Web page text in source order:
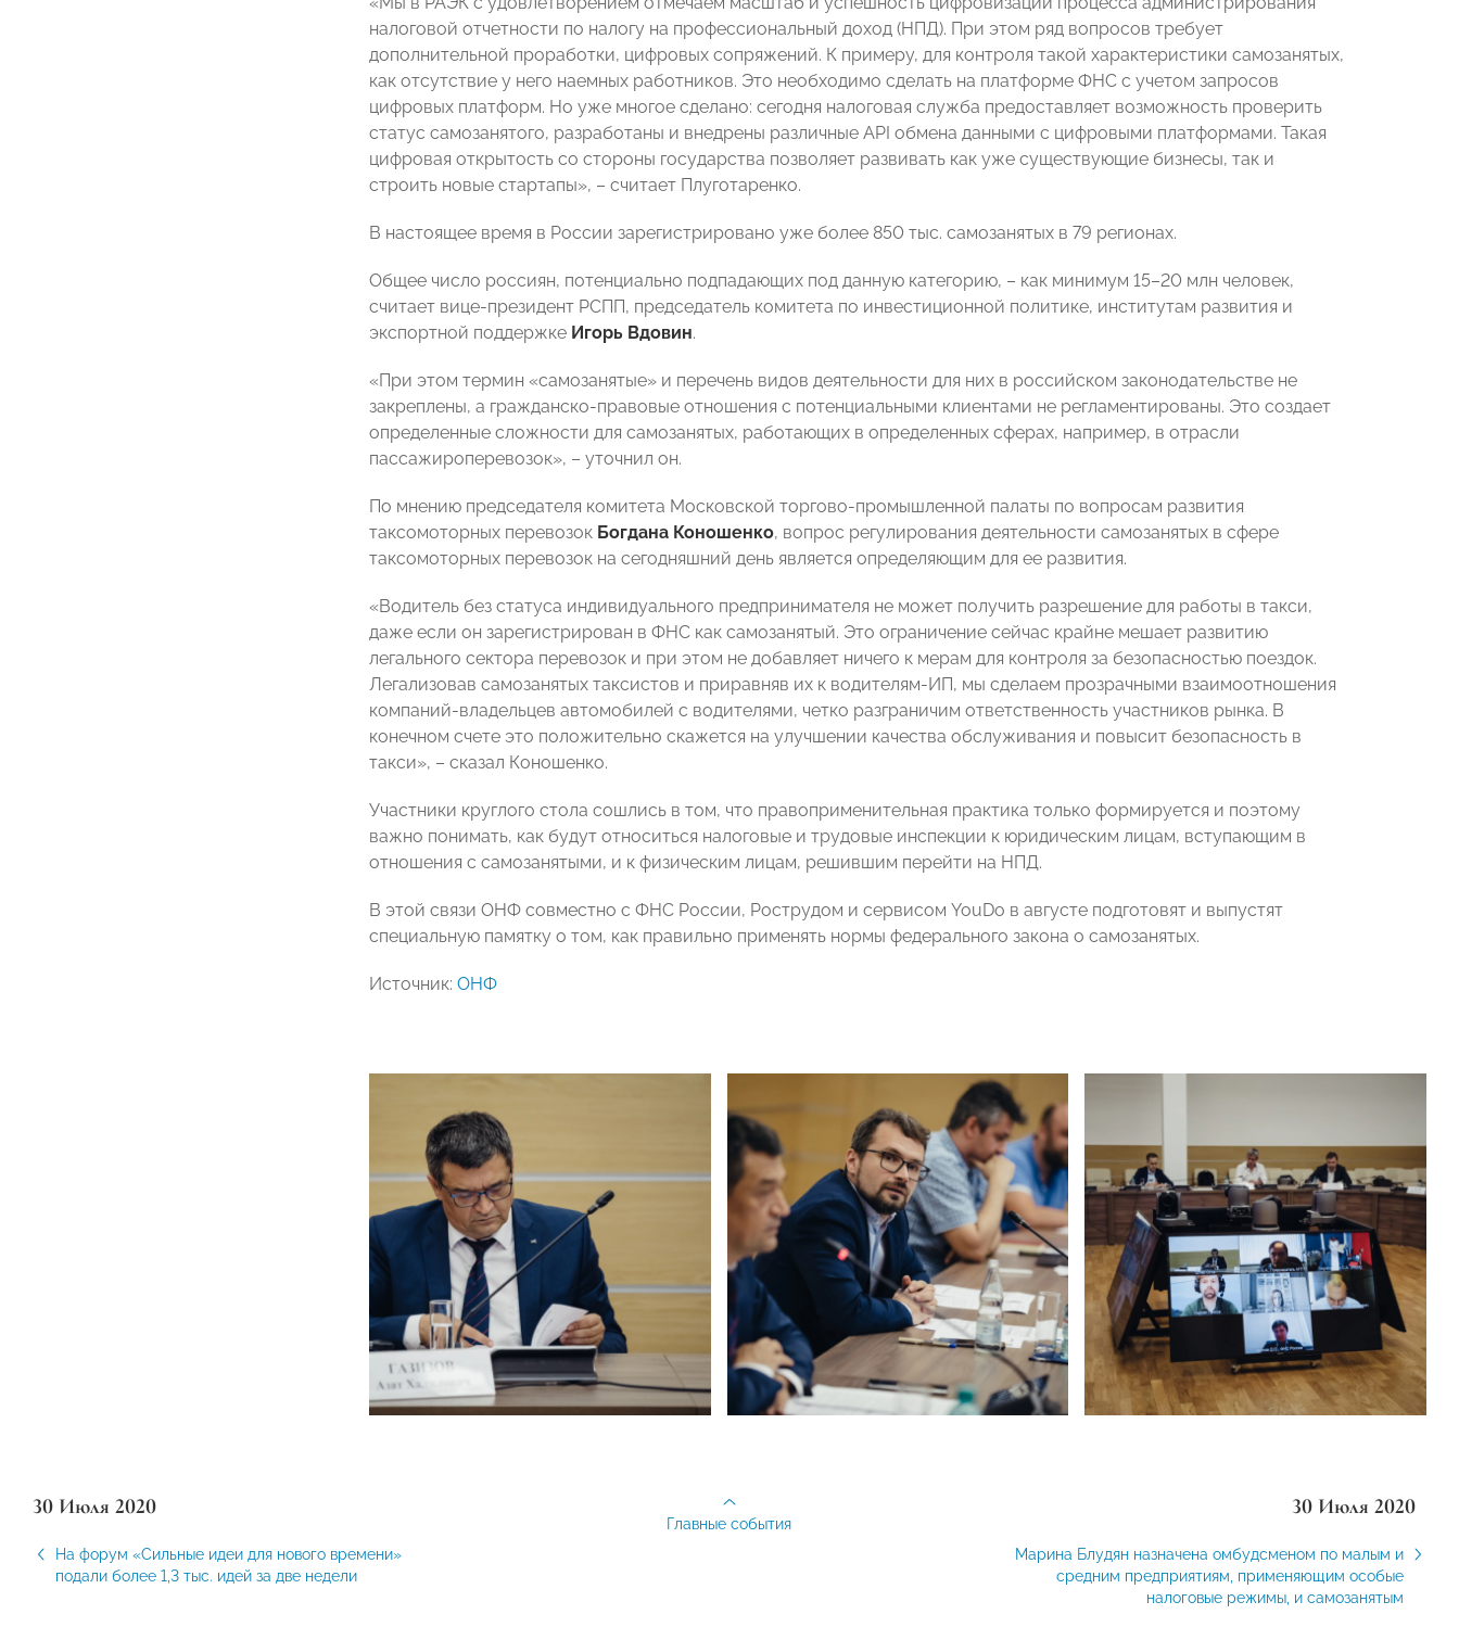
налоговой отчетности по налогу на профессиональный доход (НПД). При этом ряд вопросов требует
дополнительной проработки, цифровых сопряжений. К примеру, для контроля такой характеристики самозанятых,
как отсутствие у него наемных работников. Это необходимо сделать на платформе ФНС с учетом запросов
цифровых платформ. Но уже многое сделано: сегодня налоговая служба предоставляет возможность проверить
статус самозанятого, разработаны и внедрены различные API обмена данными с цифровыми платформами. Такая
цифровая открытость со стороны государства позволяет развивать как уже существующие бизнесы, так и
строить новые стартапы», – считает Плуготаренко.
В настоящее время в России зарегистрировано уже более 850 тыс. самозанятых в 79 регионах.
Общее число россиян, потенциально подпадающих под данную категорию, – как минимум 15–20 млн человек,
считает вице-президент РСПП, председатель комитета по инвестиционной политике, институтам развития и
экспортной поддержке Игорь Вдовин.
«При этом термин «самозанятые» и перечень видов деятельности для них в российском законодательстве не
закреплены, а гражданско-правовые отношения с потенциальными клиентами не регламентированы. Это создает
определенные сложности для самозанятых, работающих в определенных сферах, например, в отрасли
пассажироперевозок», – уточнил он.
По мнению председателя комитета Московской торгово-промышленной палаты по вопросам развития
таксомоторных перевозок Богдана Коношенко, вопрос регулирования деятельности самозанятых в сфере
таксомоторных перевозок на сегодняшний день является определяющим для ее развития.
«Водитель без статуса индивидуального предпринимателя не может получить разрешение для работы в такси,
даже если он зарегистрирован в ФНС как самозанятый. Это ограничение сейчас крайне мешает развитию
легального сектора перевозок и при этом не добавляет ничего к мерам для контроля за безопасностью поездок.
Легализовав самозанятых таксистов и приравняв их к водителям-ИП, мы сделаем прозрачными взаимоотношения
компаний-владельцев автомобилей с водителями, четко разграничим ответственность участников рынка. В
конечном счете это положительно скажется на улучшении качества обслуживания и повысит безопасность в
такси», – сказал Коношенко.
Участники круглого стола сошлись в том, что правоприменительная практика только формируется и поэтому
важно понимать, как будут относиться налоговые и трудовые инспекции к юридическим лицам, вступающим в
отношения с самозанятыми, и к физическим лицам, решившим перейти на НПД.
В этой связи ОНФ совместно с ФНС России, Рострудом и сервисом YouDo в августе подготовят и выпустят
специальную памятку о том, как правильно применять нормы федерального закона о самозанятых.
Источник: ОНФ
30 Июля 2020
На форум «Сильные идеи для нового времени»
подали более 1,3 тыс. идей за две недели
30 Июля 2020
Марина Блудян назначена омбудсменом по малым и
средним предприятиям, применяющим особые
налоговые режимы, и самозанятым
Главные события